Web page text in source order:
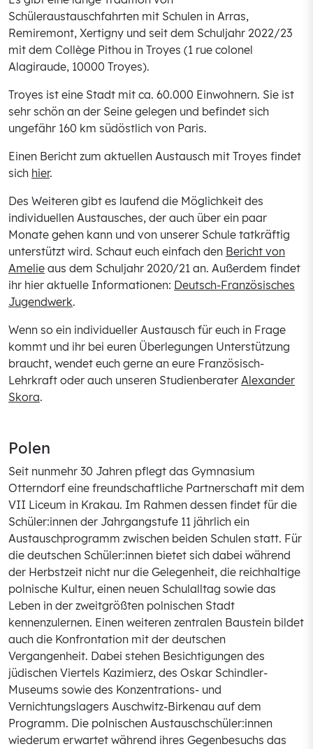
Schüleraustauschfahrten mit Schulen in Arras,
Remiremont, Xertigny und seit dem Schuljahr 2022/23
mit dem Collège Pithou in Troyes (1 rue colonel
Alagiraude, 10000 Troyes).
Troyes ist eine Stadt mit ca. 60.000 Einwohnern. Sie ist
sehr schön an der Seine gelegen und befindet sich
ungefähr 160 km südöstlich von Paris.
Einen Bericht zum aktuellen Austausch mit Troyes findet
sich hier.
Des Weiteren gibt es laufend die Möglichkeit des
individuellen Austausches, der auch über ein paar
Monate gehen kann und von unserer Schule tatkräftig
unterstützt wird. Schaut euch einfach den Bericht von
Amelie aus dem Schuljahr 2020/21 an. Außerdem findet
ihr hier aktuelle Informationen: Deutsch-Französisches
Jugendwerk.
Wenn so ein individueller Austausch für euch in Frage
kommt und ihr bei euren Überlegungen Unterstützung
braucht, wendet euch gerne an eure Französisch-
Lehrkraft oder auch unseren Studienberater Alexander
Skora.
Polen
Seit nunmehr 30 Jahren pflegt das Gymnasium
Otterndorf eine freundschaftliche Partnerschaft mit dem
VII Liceum in Krakau. Im Rahmen dessen findet für die
Schüler:innen der Jahrgangstufe 11 jährlich ein
Austauschprogramm zwischen beiden Schulen statt. Für
die deutschen Schüler:innen bietet sich dabei während
der Herbstzeit nicht nur die Gelegenheit, die reichhaltige
polnische Kultur, einen neuen Schulalltag sowie das
Leben in der zweitgrößten polnischen Stadt
kennenzulernen. Einen weiteren zentralen Baustein bildet
auch die Konfrontation mit der deutschen
Vergangenheit. Dabei stehen Besichtigungen des
jüdischen Viertels Kazimierz, des Oskar Schindler-
Museums sowie des Konzentrations- und
Vernichtungslagers Auschwitz-Birkenau auf dem
Programm. Die polnischen Austauschschüler:innen
wiederum erwartet während ihres Gegenbesuchs das